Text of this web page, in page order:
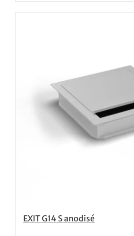
EXIT G14 S anodisé